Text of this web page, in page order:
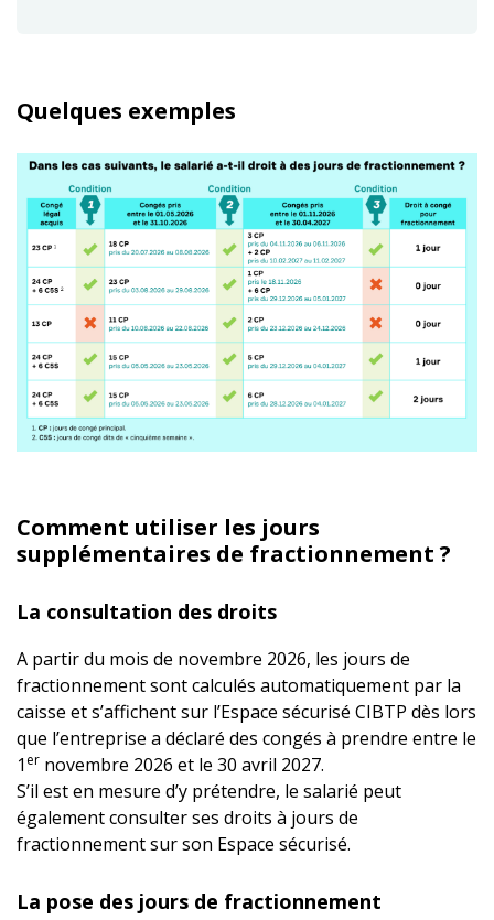
Quelques exemples
Comment utiliser les jours
supplémentaires de fractionnement ?
La consultation des droits
A partir du mois de novembre 2026, les jours de
fractionnement sont calculés automatiquement par la
caisse et s’affichent sur l’Espace sécurisé CIBTP dès lors
que l’entreprise a déclaré des congés à prendre entre le
1 er novembre 2026 et le 30 avril 2027.
S’il est en mesure d’y prétendre, le salarié peut
également consulter ses droits à jours de
fractionnement sur son Espace sécurisé.
La pose des jours de fractionnement